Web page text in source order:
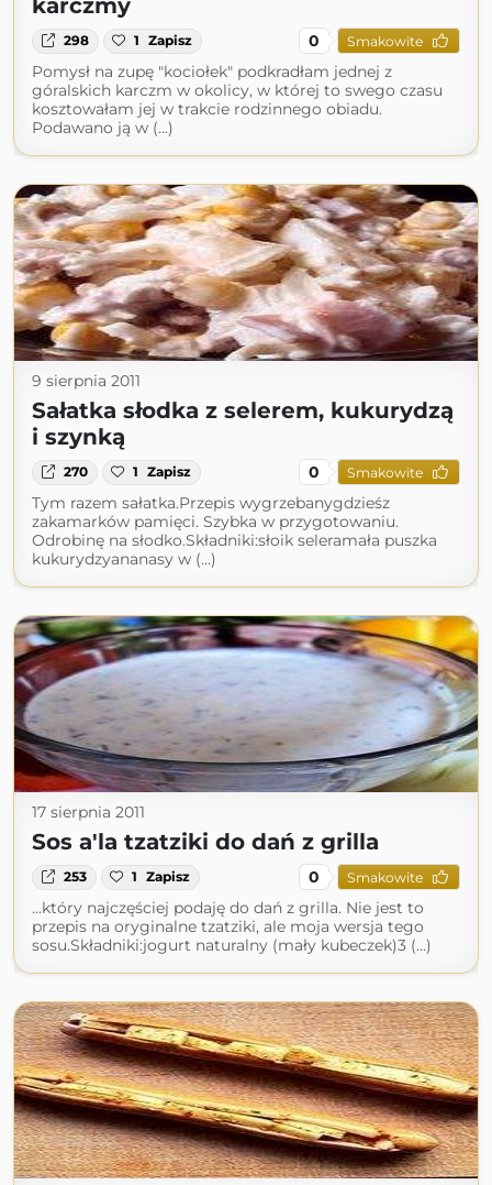
karczmy
298 1 Zapisz 0 Smakowite
Pomysł na zupę "kociołek" podkradłam jednej z
góralskich karczm w okolicy, w której to swego czasu
kosztowałam jej w trakcie rodzinnego obiadu.
Podawano ją w (...)
9 sierpnia 2011
Sałatka słodka z selerem, kukurydzą
i szynką
270 1 Zapisz 0 Smakowite
Tym razem sałatka.Przepis wygrzebanygdzieśz
zakamarków pamięci. Szybka w przygotowaniu.
Odrobinę na słodko.Składniki:słoik seleramała puszka
kukurydzyananasy w (...)
17 sierpnia 2011
Sos a'la tzatziki do dań z grilla
253 1 Zapisz 0 Smakowite
...który najczęściej podaję do dań z grilla. Nie jest to
przepis na oryginalne tzatziki, ale moja wersja tego
sosu.Składniki:jogurt naturalny (mały kubeczek)3 (...)